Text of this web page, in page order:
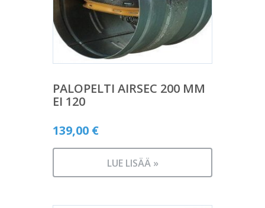
PALOPELTI AIRSEC 200 MM
EI 120
139,00 €
LUE LISÄÄ »